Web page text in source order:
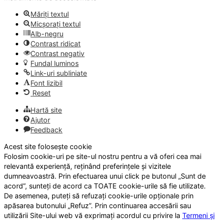
Măriți textul
Micșorați textul
Alb-negru
Contrast ridicat
Contrast negativ
Fundal luminos
Link-uri subliniate
Font lizibil
Reset
Hartă site
Ajutor
Feedback
Acest site folosește cookie
Folosim cookie-uri pe site-ul nostru pentru a vă oferi cea mai
relevantă experiență, reținând preferințele și vizitele
dumneavoastră. Prin efectuarea unui click pe butonul „Sunt de
acord”, sunteți de acord ca TOATE cookie-urile să fie utilizate.
De asemenea, puteți să refuzați cookie-urile opționale prin
apăsarea butonului „Refuz”. Prin continuarea accesării sau
utilizării Site-ului web vă exprimați acordul cu privire la Termeni și